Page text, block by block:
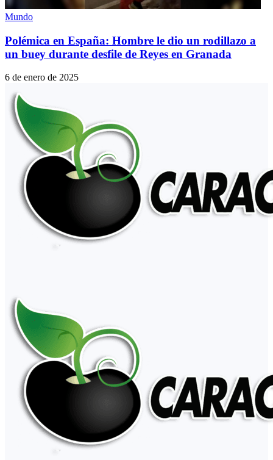
Mundo
Polémica en España: Hombre le dio un rodillazo a
un buey durante desfile de Reyes en Granada
6 de enero de 2025